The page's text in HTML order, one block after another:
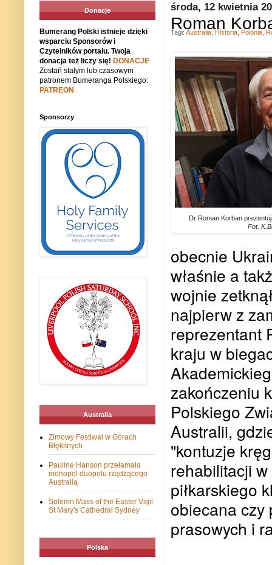
środa, 12 kwietnia
Roman
Dr Roman Korban
Fot.
obecnie
właśnie a
wojnie
najpierw z
reprezentant
kraju w
zakończeniu
Polskiego
Australii,
"kontuzje
rehabilitacji
piłkarskiego
obiecana czy
prasowych i
Tagi: Australia Historia Polonia
Donacje
Bumerang Polski istnieje dzięki
wsparciu Sponsorów i
Czytelników portalu. Twoja
donacja też liczy się! DONACJE
Zostań stałym lub czasowym
patronem Bumeranga Polskiego:
PATREON
Sponsorzy
Australia
Zimowy Festiwal w Górach
Błękitnych
Pauline Hanson przełamała
monopol duopolu rządzącego
Australią
Solemn Mass of the Easter Vigil
St Mary's Cathedral Sydney
Polska